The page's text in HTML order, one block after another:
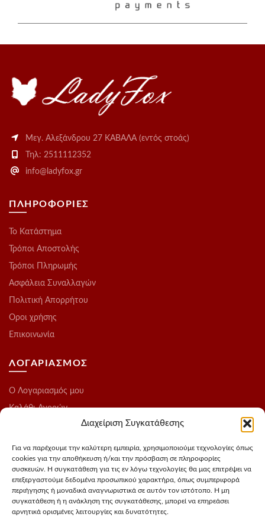
Διαχείριση Συγκατάθεσης
Για να παρέχουμε την καλύτερη εμπειρία, χρησιμοποιούμε τεχνολογίες όπως
cookies για την αποθήκευση ή/και την πρόσβαση σε πληροφορίες
συσκευών. Η συγκατάθεση για τις εν λόγω τεχνολογίες θα μας επιτρέψει να
επεξεργαστούμε δεδομένα προσωπικού χαρακτήρα, όπως συμπεριφορά
περιήγησης ή μοναδικά αναγνωριστικά σε αυτόν τον ιστότοπο. Η μη
συγκατάθεση ή η ανάκληση της συγκατάθεσης, μπορεί να επηρεάσει
αρνητικά ορισμένες λειτουργίες και δυνατότητες.
Μεγ. Αλεξάνδρου 27 ΚΑΒΑΛΑ (εντός στοάς)
Τηλ: 2511112352
info@ladyfox.gr
ΠΛΗΡΟΦΟΡΙΕΣ
Το Kατάστημα
Τρόποι Αποστολής
Τρόποι Πληρωμής
Ασφάλεια Συναλλαγών
Πολιτική Απορρήτου
Οροι χρήσης
Επικοινωνία
ΛΟΓΑΡΙΑΣΜΟΣ
O Λογαριασμός μου
Καλάθι Αγορών
Ολοκλήρωση Παραγγελίας
Blog
ΑΚΟΛΟΥΘΗΣΤΕ ΜΑΣ
Instagram